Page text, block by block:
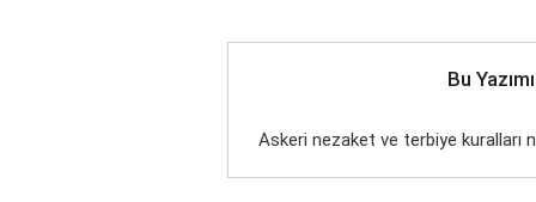
Bu
Askeri nezaket ve terbiye kuralları